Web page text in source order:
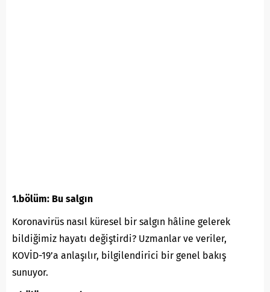
1.bölüm: Bu salgın
Koronavirüs nasıl küresel bir salgın hâline gelerek
bildiğimiz hayatı değiştirdi? Uzmanlar ve veriler,
KOVİD-19’a anlaşılır, bilgilendirici bir genel bakış
sunuyor.